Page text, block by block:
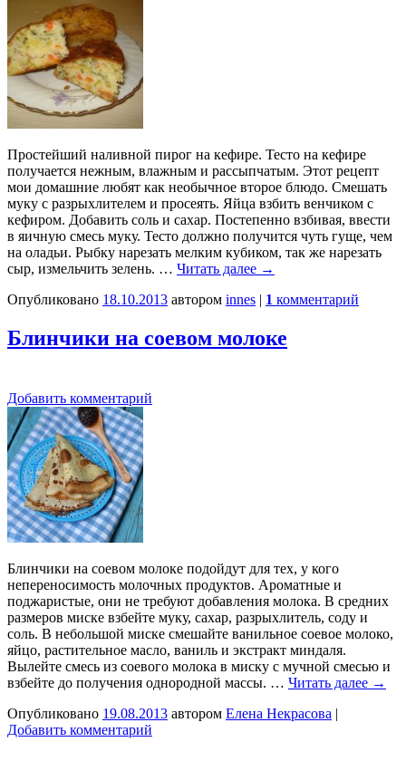
Простейший наливной пирог на кефире. Тесто на кефире
получается нежным, влажным и рассыпчатым. Этот рецепт
мои домашние любят как необычное второе блюдо. Смешать
муку с разрыхлителем и просеять. Яйца взбить венчиком с
кефиром. Добавить соль и сахар. Постепенно взбивая, ввести
в яичную смесь муку. Тесто должно получится чуть гуще, чем
на оладьи. Рыбку нарезать мелким кубиком, так же нарезать
сыр, измельчить зелень. … Читать далее →
Опубликовано 18.10.2013 автором innes | 1 комментарий
Блинчики на соевом молоке
Добавить комментарий
Блинчики на соевом молоке подойдут для тех, у кого
непереносимость молочных продуктов. Ароматные и
поджаристые, они не требуют добавления молока. В средних
размеров миске взбейте муку, сахар, разрыхлитель, соду и
соль. В небольшой миске смешайте ванильное соевое молоко,
яйцо, растительное масло, ваниль и экстракт миндаля.
Вылейте смесь из соевого молока в миску с мучной смесью и
взбейте до получения однородной массы. … Читать далее →
Опубликовано 19.08.2013 автором Елена Некрасова |
Добавить комментарий